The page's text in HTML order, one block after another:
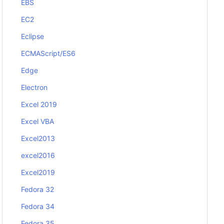
EBS
EC2
Eclipse
ECMAScript/ES6
Edge
Electron
Excel 2019
Excel VBA
Excel2013
excel2016
Excel2019
Fedora 32
Fedora 34